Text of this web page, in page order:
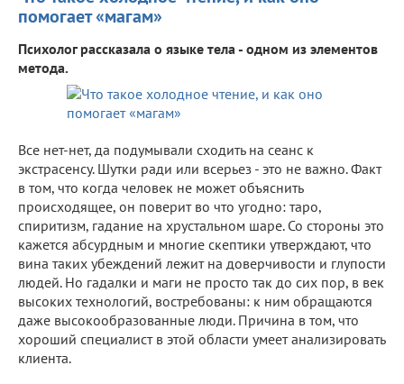
помогает «магам»
Психолог рассказала о языке тела - одном из элементов
метода.
Все нет-нет, да подумывали сходить на сеанс к
экстрасенсу. Шутки ради или всерьез - это не важно. Факт
в том, что когда человек не может объяснить
происходящее, он поверит во что угодно: таро,
спиритизм, гадание на хрустальном шаре. Со стороны это
кажется абсурдным и многие скептики утверждают, что
вина таких убеждений лежит на доверчивости и глупости
людей. Но гадалки и маги не просто так до сих пор, в век
высоких технологий, востребованы: к ним обращаются
даже высокообразованные люди. Причина в том, что
хороший специалист в этой области умеет анализировать
клиента.